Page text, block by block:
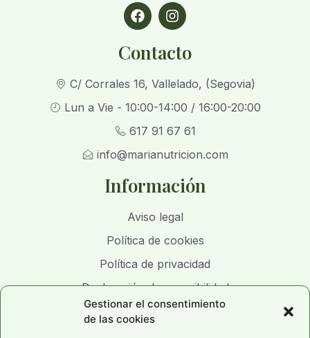
Gestionar el consentimiento
de las cookies
Contacto
C/ Corrales 16, Vallelado, (Segovia)
Lun a Vie - 10:00-14:00 / 16:00-20:00
617 91 67 61
info@marianutricion.com
Información
Aviso legal
Política de cookies
Política de privacidad
Declaración de accesibilidad